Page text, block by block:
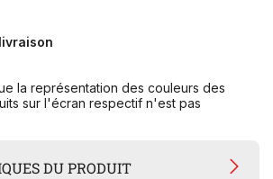
livraison
la représentation des couleurs des
sur l'écran respectif n'est pas
DU PRODUIT